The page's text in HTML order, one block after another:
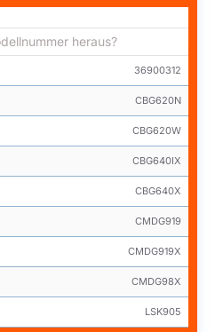
heraus?
36900312
CBG620N
CBG620W
CBG640IX
CBG640X
CMDG919
CMDG919X
CMDG98X
LSK905